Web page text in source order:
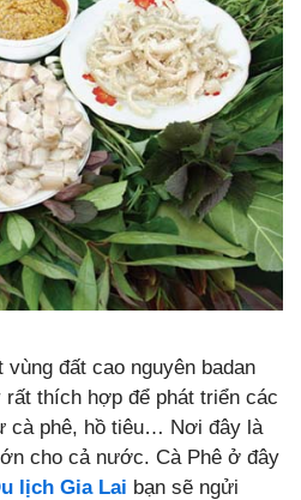
vùng đất cao nguyên badan
thích hợp để phát triển các
cà phê, hồ tiêu… Nơi đây là
cho cả nước. Cà Phê ở đây
lịch Gia Lai bạn sẽ ngửi